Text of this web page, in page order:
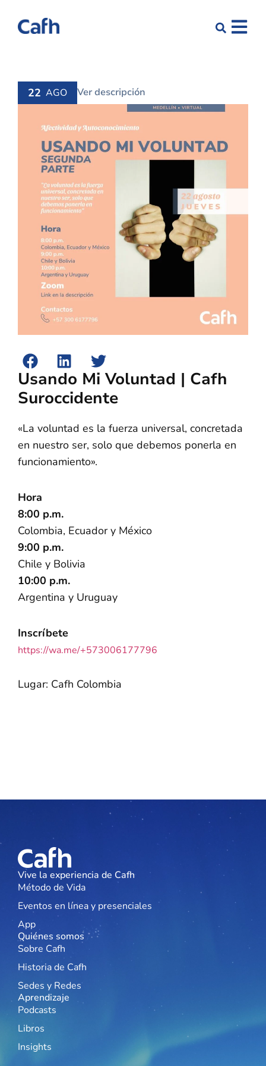
22 AGO Ver descripción
Usando Mi Voluntad | Cafh
Suroccidente
«La voluntad es la fuerza universal, concretada
en nuestro ser, solo que debemos ponerla en
funcionamiento».
Hora
8:00 p.m.
Colombia, Ecuador y México
9:00 p.m.
Chile y Bolivia
10:00 p.m.
Argentina y Uruguay
Inscríbete
https://wa.me/+573006177796
Lugar: Cafh Colombia
Vive la experiencia de Cafh
Método de Vida
Eventos en línea y presenciales
App
Quiénes somos
Sobre Cafh
Historia de Cafh
Sedes y Redes
Aprendizaje
Podcasts
Libros
Insights